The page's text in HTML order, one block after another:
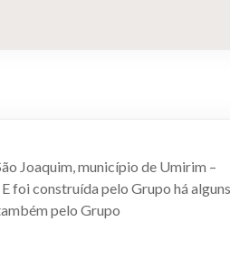
Joaquim, município de Umirim –
foi construída pelo Grupo há alguns
pelo Grupo